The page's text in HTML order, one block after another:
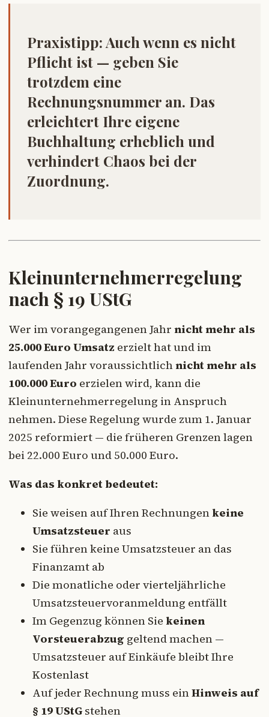
Praxistipp: Auch wenn es nicht
Pflicht ist — geben Sie
trotzdem eine
Rechnungsnummer an. Das
erleichtert Ihre eigene
Buchhaltung erheblich und
verhindert Chaos bei der
Zuordnung.
Kleinunternehmerregelung
nach § 19 UStG
Wer im vorangegangenen Jahr nicht mehr als
25.000 Euro Umsatz erzielt hat und im
laufenden Jahr voraussichtlichnicht mehr als
100.000 Euro erzielen wird, kann die
Kleinunternehmerregelung in Anspruch
nehmen. Diese Regelung wurde zum 1. Januar
2025 reformiert — die früheren Grenzen lagen
bei 22.000 Euro und 50.000 Euro.
Was das konkret bedeutet:
Sie weisen auf Ihren Rechnungenkeine
Umsatzsteuer aus
Sie führen keine Umsatzsteuer an das
Finanzamt ab
Die monatliche oder vierteljährliche
Umsatzsteuervoranmeldung entfällt
Im Gegenzug können Sie keinen
Vorsteuerabzug geltend machen —
Umsatzsteuer auf Einkäufe bleibt Ihre
Kostenlast
Auf jeder Rechnung muss einHinweis auf
§ 19 UStG stehen